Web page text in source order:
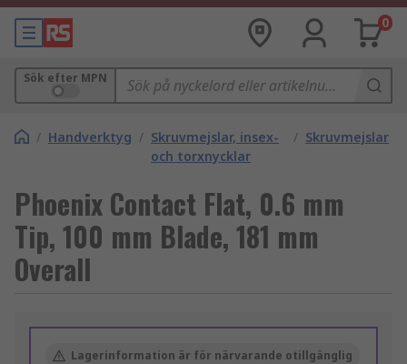
0
Sök efter MPN
/ Handverktyg / Skruvmejslar, insex-
och torxnycklar
/ Skruvmejslar
Phoenix Contact Flat, 0.6 mm
Tip, 100 mm Blade, 181 mm
Overall
Lagerinformation är för närvarande otillgänglig